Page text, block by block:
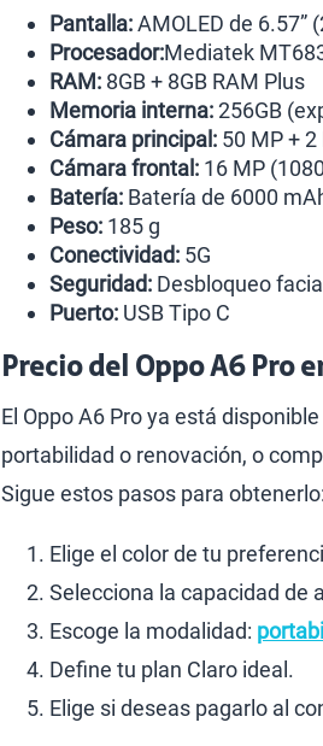
Pantalla:AMOLED de 6.57”
Procesador:Mediatek
RAM: 8GB + 8GB RAM Plus
Memoria interna:256GB
Cámara principal: 50 MP +
Cámara frontal: 16 MP
Batería: Batería de 6000
Peso: 185 g
Conectividad: 5G
Seguridad: Desbloqueo
Puerto: USB Tipo C
Precio del Oppo A6 Pro
El Oppo A6 Pro ya está
portabilidad o renovación, o
Sigue estos pasos para obtenerlo:
Elige el color de tu
Selecciona la capacidad de
Escoge la modalidad:
Define tu plan Claro ideal.
Elige si deseas pagarlo al